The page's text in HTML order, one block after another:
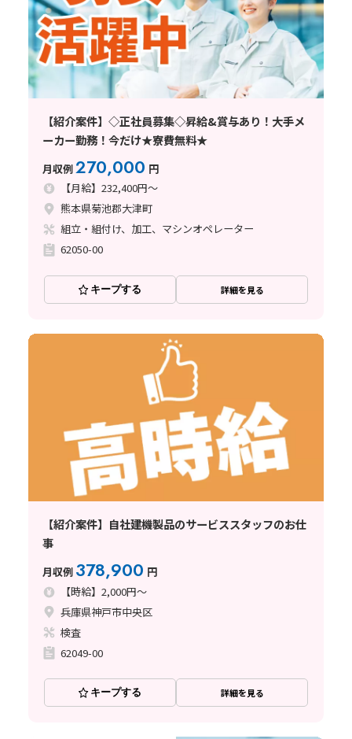
【紹介案件】◇正社員募集◇昇給&賞与あり！大手メ
ーカー勤務！今だけ★寮費無料★
月収例270,000 円
【月給】232,400円～
熊本県菊池郡大津町
組立・組付け、加工、マシンオペレーター
62050-00
キープする 詳細を見る
【紹介案件】自社建機製品のサービススタッフのお仕
事
月収例 378,900 円
【時給】2,000円～
兵庫県神戸市中央区
検査
62049-00
キープする 詳細を見る